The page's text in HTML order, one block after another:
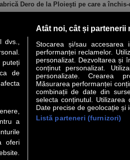
Dero de la Ploieşti pe care a închis-
LIDERI ANALIZE HI-TECH
Politica de confidentialitate
Termeni si conditii
About cookies
puteți
de
a
oferi
Atât noi, cât și partenerii
Stocarea și/sau accesarea
performanței reclamelor.
personalizat. Dezvoltarea și
conținut personalizat.
personalizate. Crearea
Măsurarea performanței
combinații de date din
selecta conținutul. Utilizarea
Date precise de geolocație și
Listă parteneri (furnizori)